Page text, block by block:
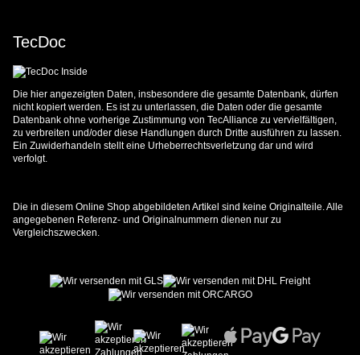
TecDoc
Die hier angezeigten Daten, insbesondere die gesamte Datenbank, dürfen
nicht kopiert werden. Es ist zu unterlassen, die Daten oder die gesamte
Datenbank ohne vorherige Zustimmung von TecAlliance zu vervielfältigen,
zu verbreiten und/oder diese Handlungen durch Dritte ausführen zu lassen.
Ein Zuwiderhandeln stellt eine Urheberrechtsverletzung dar und wird
verfolgt.
Die in diesem Online Shop abgebildeten Artikel sind keine Originalteile. Alle
angegebenen Referenz- und Originalnummern dienen nur zu
Vergleichszwecken.